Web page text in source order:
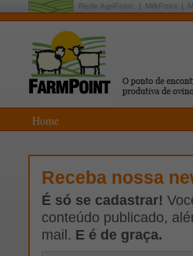
Rede AgriPoint: MilkPoint
Home
Receba nossa
É só se cadastrar!
conteúdo publicado,
mail. E é de graça.